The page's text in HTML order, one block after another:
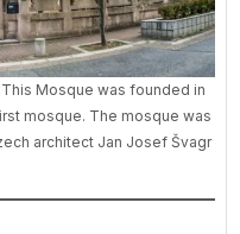
:This Mosque was founded in
mosque. The mosque was
architect Jan Josef Švagr